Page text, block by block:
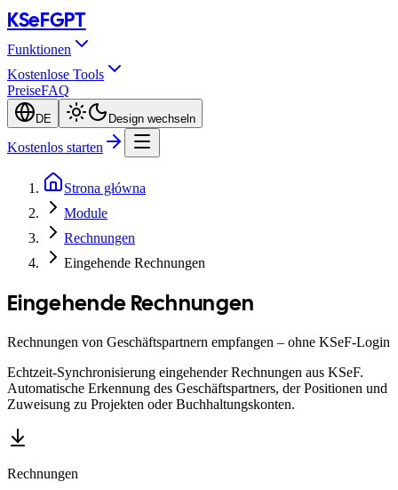
KSeFGPT
Funktionen
Kostenlose Tools
PreiseFAQ
DE Design wechseln
Kostenlos starten
Strona główna
Module
Rechnungen
Eingehende Rechnungen
Eingehende Rechnungen
Rechnungen von Geschäftspartnern empfangen – ohne KSeF-Login
Echtzeit-Synchronisierung eingehender Rechnungen aus KSeF.
Automatische Erkennung des Geschäftspartners, der Positionen und
Zuweisung zu Projekten oder Buchhaltungskonten.
Rechnungen